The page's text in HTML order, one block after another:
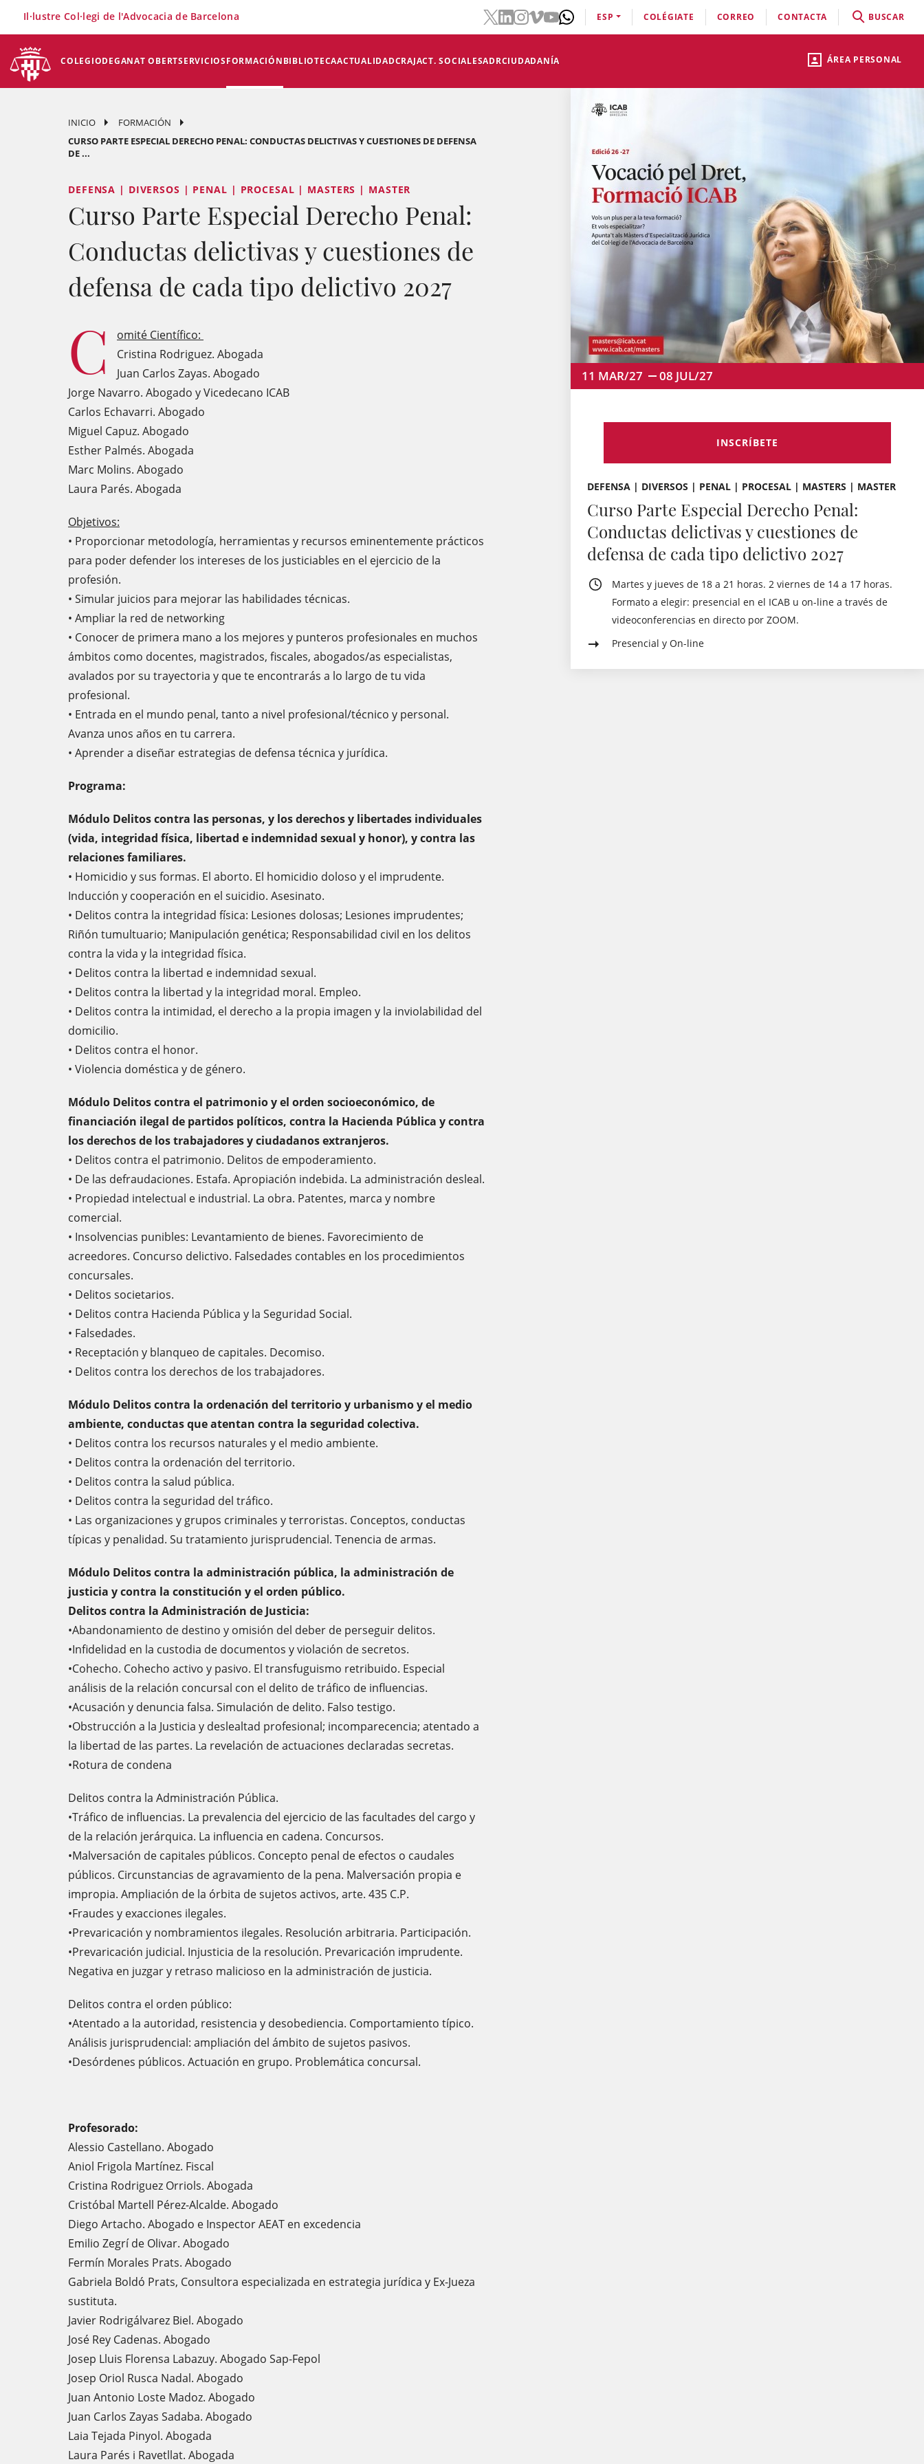
ÁREA PERSONAL
COLEGIODEGANAT OBERTSERVICIOSFORMACIÓNBIBLIOTECAACTUALIDADCRAJACT. SOCIALESADRCIUDADANÍA
Il·lustre Col·legi de l'Advocacia de Barcelona ESP COLÉGIATE CORREO CONTACTA BUSCAR
INICIO
FORMACIÓN
CURSO PARTE ESPECIAL DERECHO PENAL: CONDUCTAS DELICTIVAS Y CUESTIONES DE DEFENSA
DE ...
DEFENSA | DIVERSOS | PENAL | PROCESAL | MASTERS | MASTER
Curso Parte Especial Derecho Penal:
Conductas delictivas y cuestiones de
defensa de cada tipo delictivo 2027
C
omité Científico:
Cristina Rodriguez. Abogada
Juan Carlos Zayas. Abogado
Jorge Navarro. Abogado y Vicedecano ICAB
Carlos Echavarri. Abogado
Miguel Capuz. Abogado
Esther Palmés. Abogada
Marc Molins. Abogado
Laura Parés. Abogada
Objetivos:
• Proporcionar metodología, herramientas y recursos eminentemente prácticos
para poder defender los intereses de los justiciables en el ejercicio de la
profesión.
• Simular juicios para mejorar las habilidades técnicas.
• Ampliar la red de networking
• Conocer de primera mano a los mejores y punteros profesionales en muchos
ámbitos como docentes, magistrados, fiscales, abogados/as especialistas,
avalados por su trayectoria y que te encontrarás a lo largo de tu vida
profesional.
• Entrada en el mundo penal, tanto a nivel profesional/técnico y personal.
Avanza unos años en tu carrera.
• Aprender a diseñar estrategias de defensa técnica y jurídica.
Programa:
Módulo Delitos contra las personas, y los derechos y libertades individuales
(vida, integridad física, libertad e indemnidad sexual y honor), y contra las
relaciones familiares.
• Homicidio y sus formas. El aborto. El homicidio doloso y el imprudente.
Inducción y cooperación en el suicidio. Asesinato.
• Delitos contra la integridad física: Lesiones dolosas; Lesiones imprudentes;
Riñón tumultuario; Manipulación genética; Responsabilidad civil en los delitos
contra la vida y la integridad física.
• Delitos contra la libertad e indemnidad sexual.
• Delitos contra la libertad y la integridad moral. Empleo.
• Delitos contra la intimidad, el derecho a la propia imagen y la inviolabilidad del
domicilio.
• Delitos contra el honor.
• Violencia doméstica y de género.
Módulo Delitos contra el patrimonio y el orden socioeconómico, de
financiación ilegal de partidos políticos, contra la Hacienda Pública y contra
los derechos de los trabajadores y ciudadanos extranjeros.
• Delitos contra el patrimonio. Delitos de empoderamiento.
• De las defraudaciones. Estafa. Apropiación indebida. La administración desleal.
• Propiedad intelectual e industrial. La obra. Patentes, marca y nombre
comercial.
• Insolvencias punibles: Levantamiento de bienes. Favorecimiento de
acreedores. Concurso delictivo. Falsedades contables en los procedimientos
concursales.
• Delitos societarios.
• Delitos contra Hacienda Pública y la Seguridad Social.
• Falsedades.
• Receptación y blanqueo de capitales. Decomiso.
• Delitos contra los derechos de los trabajadores.
Módulo Delitos contra la ordenación del territorio y urbanismo y el medio
ambiente, conductas que atentan contra la seguridad colectiva.
• Delitos contra los recursos naturales y el medio ambiente.
• Delitos contra la ordenación del territorio.
• Delitos contra la salud pública.
• Delitos contra la seguridad del tráfico.
• Las organizaciones y grupos criminales y terroristas. Conceptos, conductas
típicas y penalidad. Su tratamiento jurisprudencial. Tenencia de armas.
Módulo Delitos contra la administración pública, la administración de
justicia y contra la constitución y el orden público.
Delitos contra la Administración de Justicia:
•Abandonamiento de destino y omisión del deber de perseguir delitos.
•Infidelidad en la custodia de documentos y violación de secretos.
•Cohecho. Cohecho activo y pasivo. El transfuguismo retribuido. Especial
análisis de la relación concursal con el delito de tráfico de influencias.
•Acusación y denuncia falsa. Simulación de delito. Falso testigo.
•Obstrucción a la Justicia y deslealtad profesional; incomparecencia; atentado a
la libertad de las partes. La revelación de actuaciones declaradas secretas.
•Rotura de condena
Delitos contra la Administración Pública.
•Tráfico de influencias. La prevalencia del ejercicio de las facultades del cargo y
de la relación jerárquica. La influencia en cadena. Concursos.
•Malversación de capitales públicos. Concepto penal de efectos o caudales
públicos. Circunstancias de agravamiento de la pena. Malversación propia e
impropia. Ampliación de la órbita de sujetos activos, arte. 435 C.P.
•Fraudes y exacciones ilegales.
•Prevaricación y nombramientos ilegales. Resolución arbitraria. Participación.
•Prevaricación judicial. Injusticia de la resolución. Prevaricación imprudente.
Negativa en juzgar y retraso malicioso en la administración de justicia.
Delitos contra el orden público:
•Atentado a la autoridad, resistencia y desobediencia. Comportamiento típico.
Análisis jurisprudencial: ampliación del ámbito de sujetos pasivos.
•Desórdenes públicos. Actuación en grupo. Problemática concursal.
Profesorado:
Alessio Castellano. Abogado
Aniol Frigola Martínez. Fiscal
Cristina Rodriguez Orriols. Abogada
Cristóbal Martell Pérez-Alcalde. Abogado
Diego Artacho. Abogado e Inspector AEAT en excedencia
Emilio Zegrí de Olivar. Abogado
Fermín Morales Prats. Abogado
Gabriela Boldó Prats, Consultora especializada en estrategia jurídica y Ex-Jueza
sustituta.
Javier Rodrigálvarez Biel. Abogado
José Rey Cadenas. Abogado
Josep Lluis Florensa Labazuy. Abogado Sap-Fepol
Josep Oriol Rusca Nadal. Abogado
Juan Antonio Loste Madoz. Abogado
Juan Carlos Zayas Sadaba. Abogado
Laia Tejada Pinyol. Abogada
Laura Parés i Ravetllat. Abogada
11 MAR/27 08 JUL/27
INSCRÍBETE
DEFENSA | DIVERSOS | PENAL | PROCESAL | MASTERS | MASTER
Curso Parte Especial Derecho Penal:
Conductas delictivas y cuestiones de
defensa de cada tipo delictivo 2027
Martes y jueves de 18 a 21 horas. 2 viernes de 14 a 17 horas.
Formato a elegir: presencial en el ICAB u on-line a través de
videoconferencias en directo por ZOOM.
Presencial y On-line